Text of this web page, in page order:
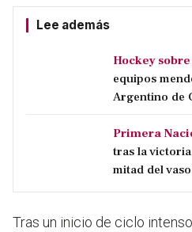
Lee además
Hockey
equipos
Argentino de
Primera
tras la
mitad del
Tras un inicio de ciclo